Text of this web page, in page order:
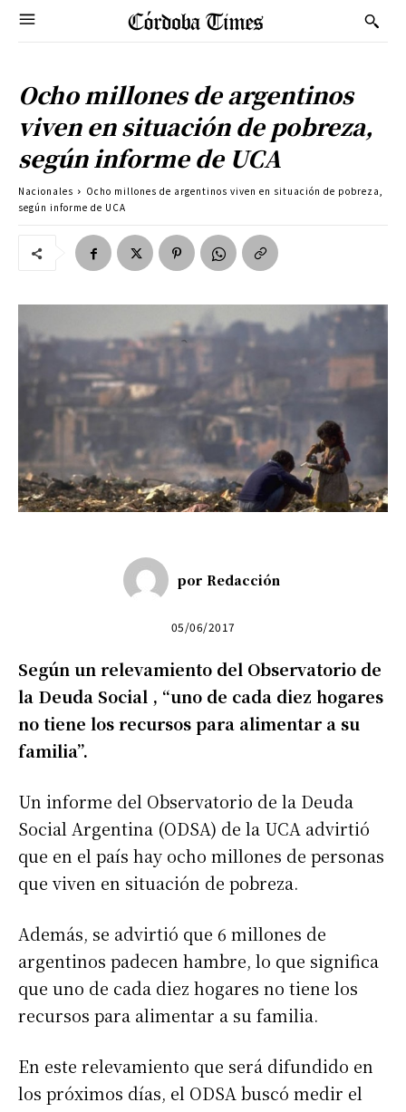
Ocho millones de argentinos
viven en situación de pobreza,
según informe de UCA
Nacionales
Ocho millones de argentinos viven en situación de pobreza,
según informe de UCA
por Redacción
05/06/2017
Según un relevamiento del Observatorio de
la Deuda Social , “uno de cada diez hogares
no tiene los recursos para alimentar a su
familia”.
Un informe del Observatorio de la Deuda
Social Argentina (ODSA) de la UCA advirtió
que en el país hay ocho millones de personas
que viven en situación de pobreza.
Además, se advirtió que 6 millones de
argentinos padecen hambre, lo que significa
que uno de cada diez hogares no tiene los
recursos para alimentar a su familia.
En este relevamiento que será difundido en
los próximos días, el ODSA buscó medir el